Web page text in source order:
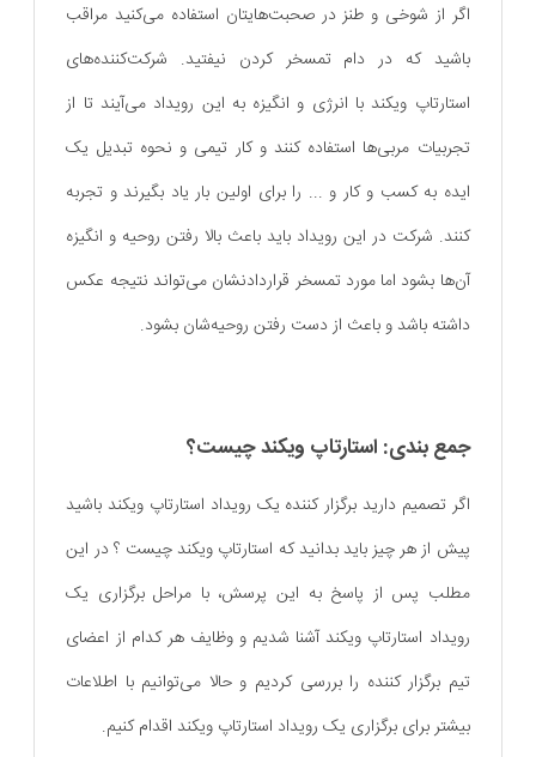
اگر از شوخی و طنز در صحبت‌هایتان استفاده می‌کنید مراقب
باشید که در دام تمسخر کردن نیفتید. شرکت‌کننده‌های
استارتاپ ویکند با انرژی و انگیزه به این رویداد می‌آیند تا از
تجربیات مربی‌ها استفاده کنند و کار تیمی و نحوه تبدیل یک
ایده به کسب و کار و ... را برای اولین بار یاد بگیرند و تجربه
کنند. شرکت در این رویداد باید باعث بالا رفتن روحیه و انگیزه
آن‌ها بشود اما مورد تمسخر قراردادنشان می‌تواند نتیجه عکس
داشته باشد و باعث از دست رفتن روحیه‌شان بشود.
جمع بندی: استارتاپ ویکند چیست؟
اگر تصمیم دارید برگزار کننده یک رویداد استارتاپ ویکند باشید
پیش از هر چیز باید بدانید که استارتاپ ویکند چیست ؟ در این
مطلب پس از پاسخ به این پرسش، با مراحل برگزاری یک
رویداد استارتاپ ویکند آشنا شدیم و وظایف هر کدام از اعضای
تیم برگزار کننده را بررسی کردیم و حالا می‌‌توانیم با اطلاعات
بیشتر برای برگزاری یک رویداد استارتاپ ویکند اقدام کنیم.